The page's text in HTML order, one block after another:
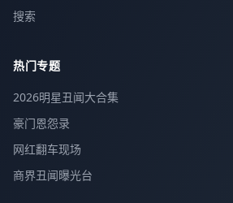
搜索
热门专题
2026明星丑闻大合集
豪门恩怨录
网红翻车现场
商界丑闻曝光台